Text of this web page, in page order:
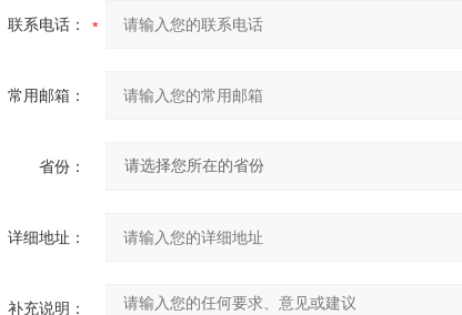
联系电话：
常用邮箱：
省份：
详细地址：
补充说明：